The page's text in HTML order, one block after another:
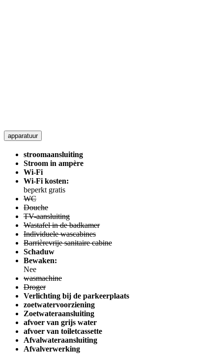
apparatuur
stroomaansluiting
Stroom in ampère
Wi-Fi
Wi-Fi kosten:
beperkt gratis
WC
Douche
TV-aansluiting
Wastafel in de badkamer
Individuele wascabines
Barrièrevrije sanitaire cabine
Schaduw
Bewaken:
Nee
wasmachine
Droger
Verlichting bij de parkeerplaats
zoetwatervoorziening
Zoetwateraansluiting
afvoer van grijs water
afvoer van toiletcassette
Afvalwateraansluiting
Afvalverwerking